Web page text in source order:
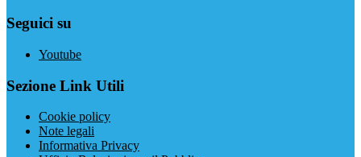
Seguici su
Youtube
Sezione Link Utili
Cookie policy
Note legali
Informativa Privacy